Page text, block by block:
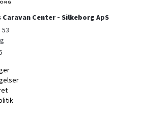
Caravan Center - Silkeborg ApS